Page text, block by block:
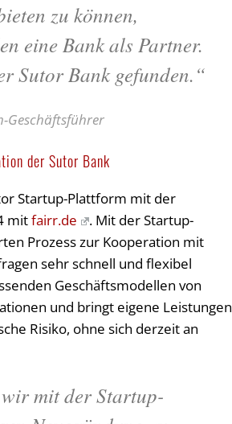
zu können,
eine Bank als Partner.
Sutor Bank gefunden.“
Geschäftsführer
der Sutor Bank
Startup-Plattform mit der
mitfairr.de
. Mit der Startup-
Prozess zur Kooperation mit
sehr schnell und flexibel
Geschäftsmodellen von
und bringt eigene Leistungen
Risiko, ohne sich derzeit an
mit der Startup-